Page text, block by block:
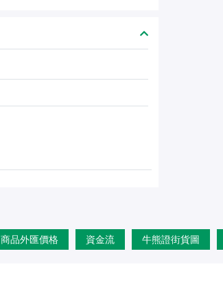
商品外匯價格 資金流 牛熊證街貨圖